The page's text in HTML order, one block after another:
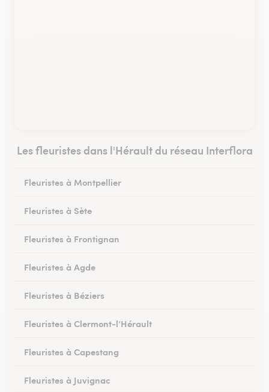
Les fleuristes dans l'Hérault du réseau Interflora
Fleuristes à Montpellier
Fleuristes à Sète
Fleuristes à Frontignan
Fleuristes à Agde
Fleuristes à Béziers
Fleuristes à Clermont-l’Hérault
Fleuristes à Capestang
Fleuristes à Juvignac